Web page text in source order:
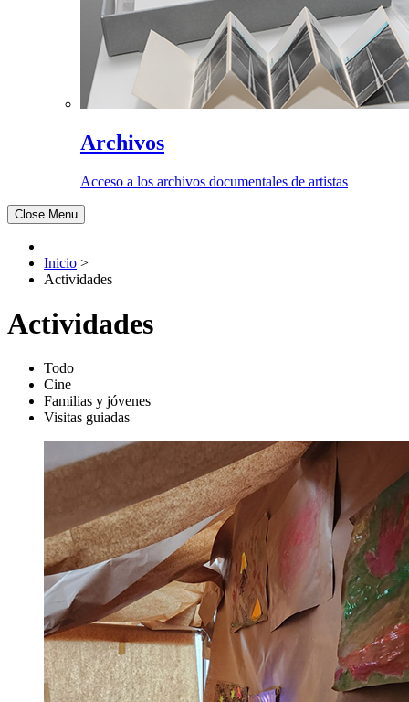
Archivos
Acceso a los archivos documentales de artistas
Close Menu
Inicio >
Actividades
Actividades
Todo
Cine
Familias y jóvenes
Visitas guiadas